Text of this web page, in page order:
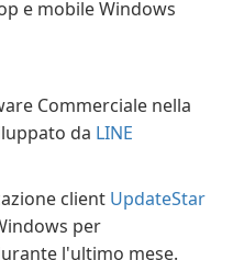
e mobile Windows
Commerciale nella
da LINE
client UpdateStar
per
l'ultimo mese.